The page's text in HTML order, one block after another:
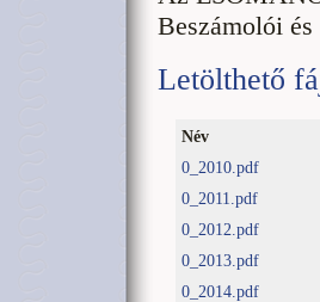
Beszámolói
Letölthető
Név
0_2010.pdf
0_2011.pdf
0_2012.pdf
0_2013.pdf
0_2014.pdf